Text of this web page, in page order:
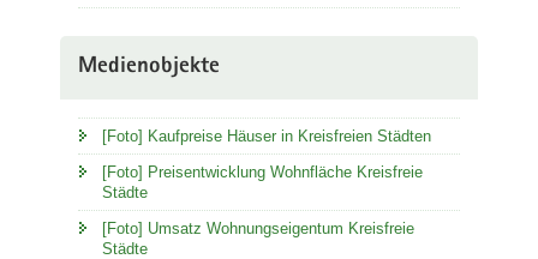
Medienobjekte
[Foto] Kaufpreise Häuser in Kreisfreien Städten
[Foto] Preisentwicklung Wohnfläche Kreisfreie
Städte
[Foto] Umsatz Wohnungseigentum Kreisfreie
Städte